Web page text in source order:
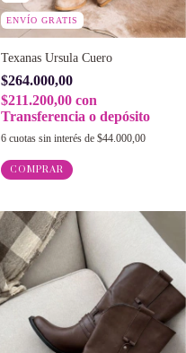
ENVÍO GRATIS
Texanas Ursula Cuero
$264.000,00
$211.200,00 con
Transferencia o depósito
6 cuotas sin interés de $44.000,00
COMPRAR